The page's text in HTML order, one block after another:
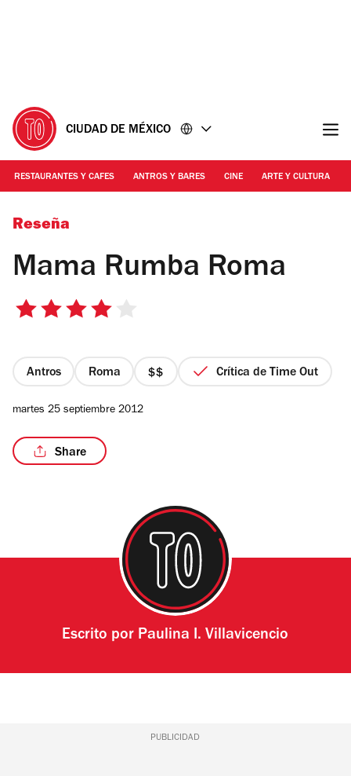
CIUDAD DE MÉXICO
RESTAURANTES Y CAFES ANTROS Y BARES CINE ARTE Y CULTURA
Foto: Erika Miranda
Reseña
Mama Rumba Roma
4
estrellas
Antros Roma
precio
Crítica de Time Out
martes 25 septiembre 2012
Share
Escrito por Paulina I. Villavicencio
PUBLICIDAD